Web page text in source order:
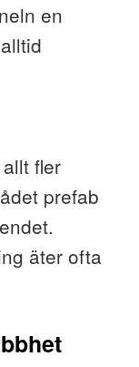
en
fler
prefab
äter ofta